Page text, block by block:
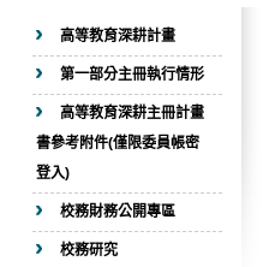
高等教育深耕計畫
第一部分主冊執行情形
高等教育深耕主冊計畫
書參考附件(僅限委員帳密
登入)
校務財務公開專區
校務研究